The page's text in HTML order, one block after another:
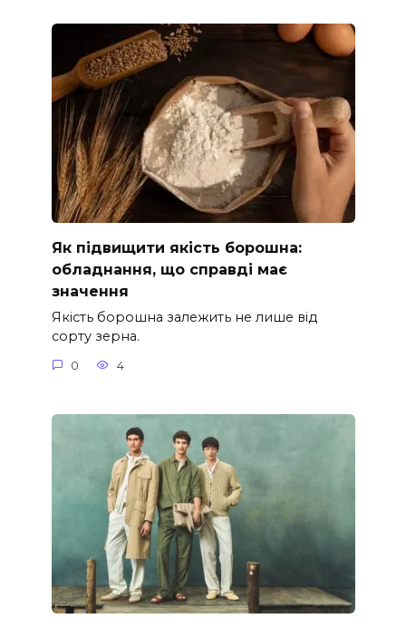
Як підвищити якість борошна:
обладнання, що справді має
значення
Якість борошна залежить не лише від
сорту зерна.
0 4